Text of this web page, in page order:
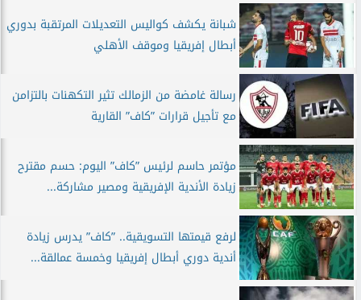
شبانة يكشف كواليس التعديلات المرتقبة بدوري
أبطال إفريقيا وموقف الأهلي
رسالة غامضة من الزمالك تثير التكهنات بالتزامن
مع تأجيل قرارات ”كاف” القارية
مؤتمر حاسم لرئيس ”كاف” اليوم: حسم مقترح
زيادة الأندية الإفريقية ومصير مشاركة...
لرفع قيمتها التسويقية.. ”كاف” يدرس زيادة
أندية دوري أبطال إفريقيا وخمسة عمالقة...